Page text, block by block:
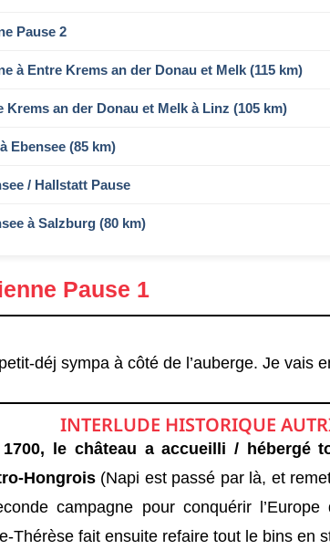
Pause 2
à Entre Krems an der Donau et Melk (115 km)
Krems an der Donau et Melk à Linz (105 km)
Ebensee (85 km)
/ Hallstatt Pause
à Salzburg (80 km)
Pause 1
déj sympa à côté de l’auberge. Je vais
INTERLUDE HISTORIQUE
le château a accueilli / hébergé
Hongrois(Napi est passé par là, et
campagne pour conquérir
Thérèse fait ensuite refaire tout le bins en